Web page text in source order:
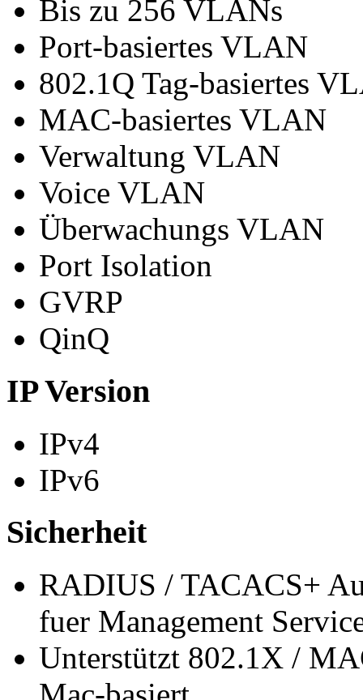
Bis zu 256 VLANs
Port-basiertes VLAN
802.1Q Tag-basiertes
MAC-basiertes VLAN
Verwaltung VLAN
Voice VLAN
Überwachungs VLAN
Port Isolation
GVRP
QinQ
IP Version
IPv4
IPv6
Sicherheit
RADIUS / TACACS+
fuer Management
Unterstützt 802.1X /